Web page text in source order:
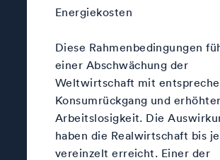
Energiekosten
Diese Rahmenbedingungen
einer Abschwächung der
Weltwirtschaft mit
Konsumrückgang und erhöhter
Arbeitslosigkeit. Die
haben die Realwirtschaft bis
vereinzelt erreicht. Einer der